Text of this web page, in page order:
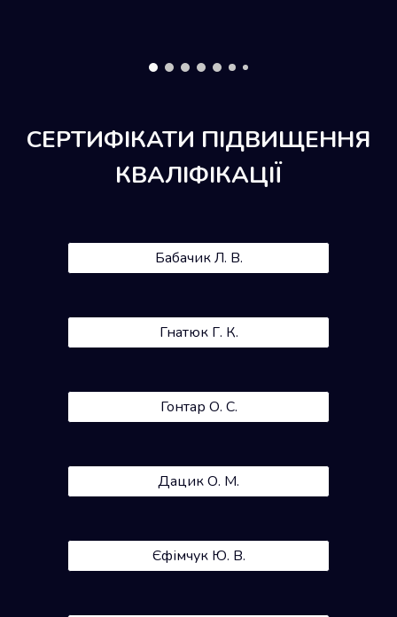
СЕРТИФІКАТИ ПІДВИЩЕННЯ
КВАЛІФІКАЦІЇ
Бабачик Л. В.
Гнатюк Г. К.
Гонтар О. С.
Дацик О. М.
Єфімчук Ю. В.